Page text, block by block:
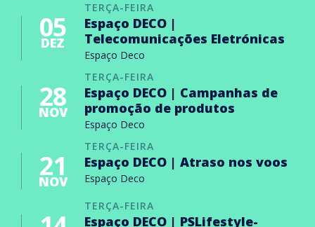
TERÇA-FEIRA
05
DEZ
Espaço DECO |
Telecomunicações Eletrónicas
Espaço Deco
TERÇA-FEIRA
28
NOV
Espaço DECO | Campanhas de
promoção de produtos
Espaço Deco
TERÇA-FEIRA
21
NOV
Espaço DECO | Atraso nos voos
Espaço Deco
TERÇA-FEIRA
Espaço DECO | PSLifestyle-